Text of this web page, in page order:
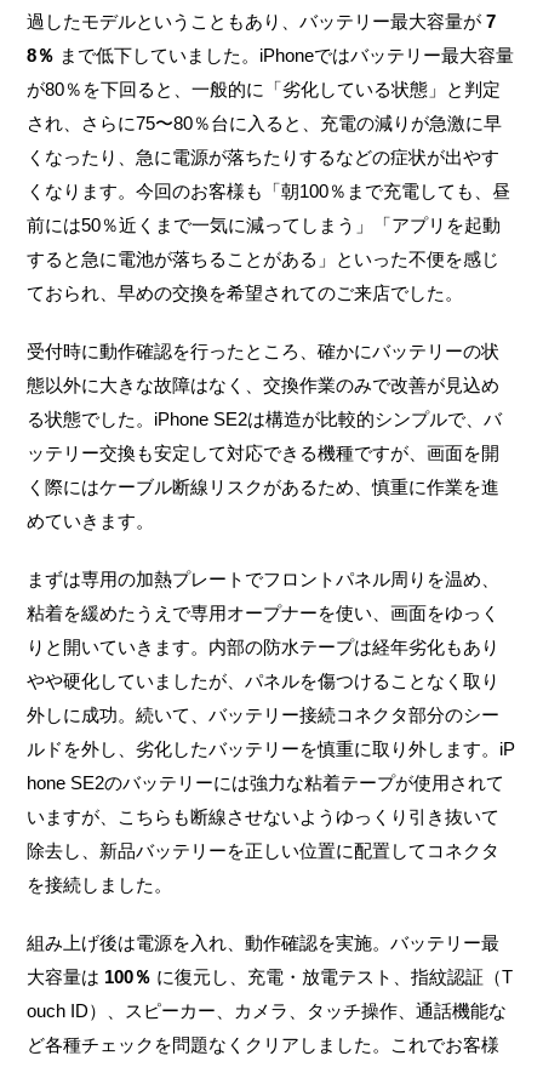
過したモデルということもあり、バッテリー最大容量が7
8％ まで低下していました。iPhoneではバッテリー最大容量
が80％を下回ると、一般的に「劣化している状態」と判定
され、さらに75〜80％台に入ると、充電の減りが急激に早
くなったり、急に電源が落ちたりするなどの症状が出やす
くなります。今回のお客様も「朝100％まで充電しても、昼
前には50％近くまで一気に減ってしまう」「アプリを起動
すると急に電池が落ちることがある」といった不便を感じ
ておられ、早めの交換を希望されてのご来店でした。
受付時に動作確認を行ったところ、確かにバッテリーの状
態以外に大きな故障はなく、交換作業のみで改善が見込め
る状態でした。iPhone SE2は構造が比較的シンプルで、バ
ッテリー交換も安定して対応できる機種ですが、画面を開
く際にはケーブル断線リスクがあるため、慎重に作業を進
めていきます。
まずは専用の加熱プレートでフロントパネル周りを温め、
粘着を緩めたうえで専用オープナーを使い、画面をゆっく
りと開いていきます。内部の防水テープは経年劣化もあり
やや硬化していましたが、パネルを傷つけることなく取り
外しに成功。続いて、バッテリー接続コネクタ部分のシー
ルドを外し、劣化したバッテリーを慎重に取り外します。iP
hone SE2のバッテリーには強力な粘着テープが使用されて
いますが、こちらも断線させないようゆっくり引き抜いて
除去し、新品バッテリーを正しい位置に配置してコネクタ
を接続しました。
組み上げ後は電源を入れ、動作確認を実施。バッテリー最
大容量は 100％ に復元し、充電・放電テスト、指紋認証（T
ouch ID）、スピーカー、カメラ、タッチ操作、通話機能な
ど各種チェックを問題なくクリアしました。これでお客様